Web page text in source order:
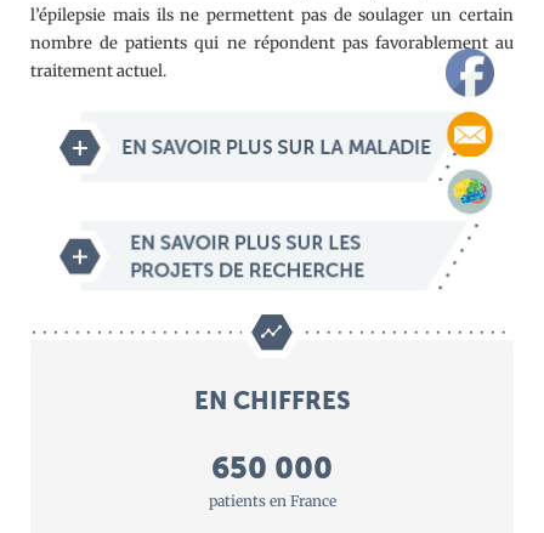
l’épilepsie mais ils ne permettent pas de soulager un certain
nombre de patients qui ne répondent pas favorablement au
traitement actuel.
EN CHIFFRES
650 000
patients en France